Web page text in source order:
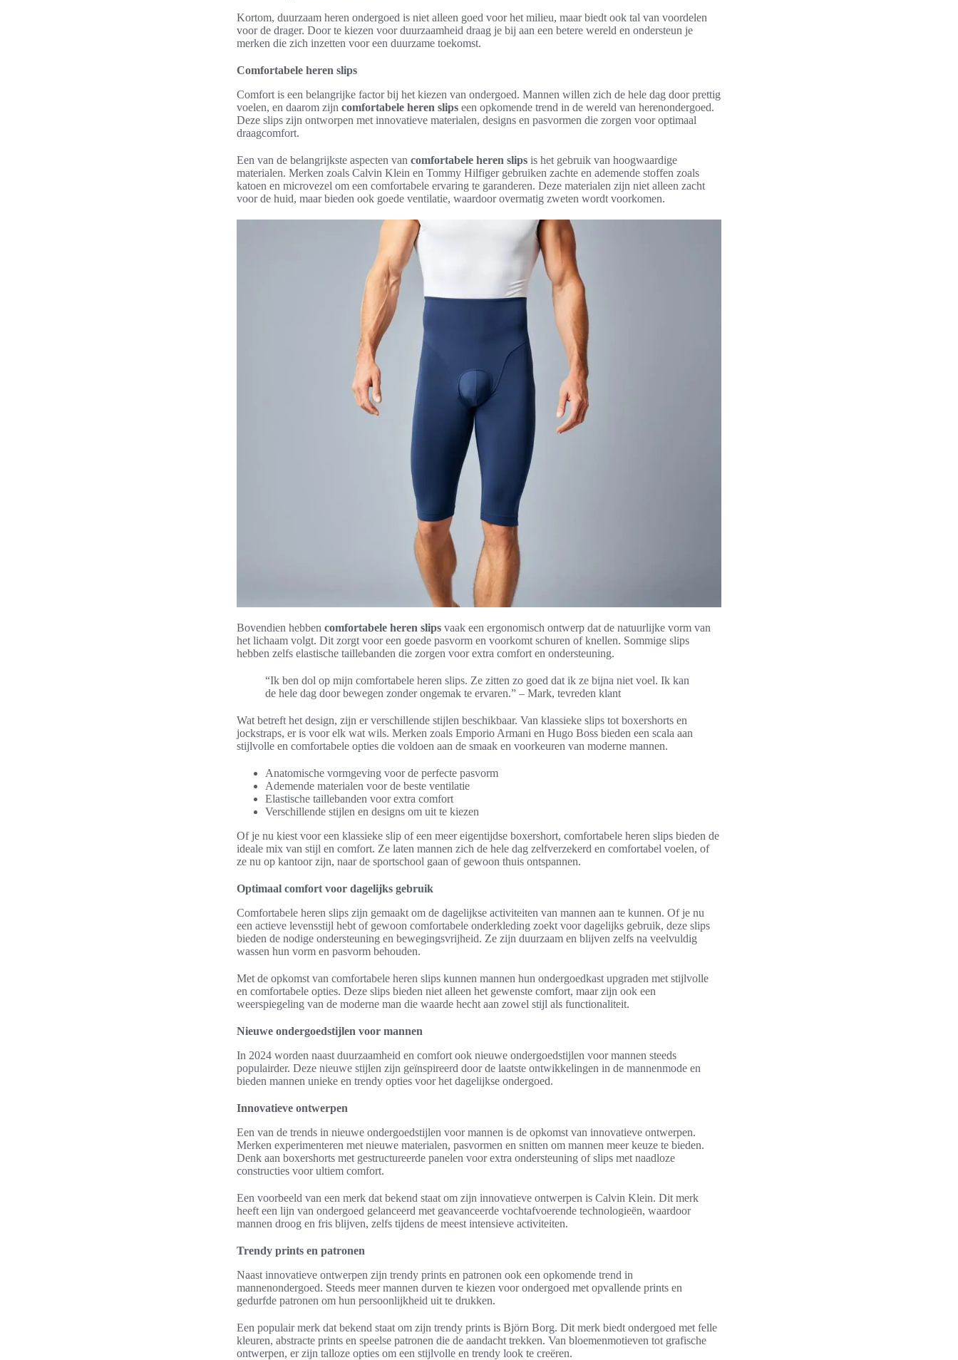
Kortom, duurzaam heren ondergoed is niet alleen goed voor het milieu, maar biedt ook tal van voordelen
voor de drager. Door te kiezen voor duurzaamheid draag je bij aan een betere wereld en ondersteun je
merken die zich inzetten voor een duurzame toekomst.
Comfortabele heren slips
Comfort is een belangrijke factor bij het kiezen van ondergoed. Mannen willen zich de hele dag door prettig
voelen, en daarom zijn comfortabele heren slips een opkomende trend in de wereld van herenondergoed.
Deze slips zijn ontworpen met innovatieve materialen, designs en pasvormen die zorgen voor optimaal
draagcomfort.
Een van de belangrijkste aspecten van comfortabele heren slips is het gebruik van hoogwaardige
materialen. Merken zoals Calvin Klein en Tommy Hilfiger gebruiken zachte en ademende stoffen zoals
katoen en microvezel om een comfortabele ervaring te garanderen. Deze materialen zijn niet alleen zacht
voor de huid, maar bieden ook goede ventilatie, waardoor overmatig zweten wordt voorkomen.
Bovendien hebben comfortabele heren slips vaak een ergonomisch ontwerp dat de natuurlijke vorm van
het lichaam volgt. Dit zorgt voor een goede pasvorm en voorkomt schuren of knellen. Sommige slips
hebben zelfs elastische taillebanden die zorgen voor extra comfort en ondersteuning.
“Ik ben dol op mijn comfortabele heren slips. Ze zitten zo goed dat ik ze bijna niet voel. Ik kan
de hele dag door bewegen zonder ongemak te ervaren.” – Mark, tevreden klant
Wat betreft het design, zijn er verschillende stijlen beschikbaar. Van klassieke slips tot boxershorts en
jockstraps, er is voor elk wat wils. Merken zoals Emporio Armani en Hugo Boss bieden een scala aan
stijlvolle en comfortabele opties die voldoen aan de smaak en voorkeuren van moderne mannen.
Anatomische vormgeving voor de perfecte pasvorm
Ademende materialen voor de beste ventilatie
Elastische taillebanden voor extra comfort
Verschillende stijlen en designs om uit te kiezen
Of je nu kiest voor een klassieke slip of een meer eigentijdse boxershort, comfortabele heren slips bieden de
ideale mix van stijl en comfort. Ze laten mannen zich de hele dag zelfverzekerd en comfortabel voelen, of
ze nu op kantoor zijn, naar de sportschool gaan of gewoon thuis ontspannen.
Optimaal comfort voor dagelijks gebruik
Comfortabele heren slips zijn gemaakt om de dagelijkse activiteiten van mannen aan te kunnen. Of je nu
een actieve levensstijl hebt of gewoon comfortabele onderkleding zoekt voor dagelijks gebruik, deze slips
bieden de nodige ondersteuning en bewegingsvrijheid. Ze zijn duurzaam en blijven zelfs na veelvuldig
wassen hun vorm en pasvorm behouden.
Met de opkomst van comfortabele heren slips kunnen mannen hun ondergoedkast upgraden met stijlvolle
en comfortabele opties. Deze slips bieden niet alleen het gewenste comfort, maar zijn ook een
weerspiegeling van de moderne man die waarde hecht aan zowel stijl als functionaliteit.
Nieuwe ondergoedstijlen voor mannen
In 2024 worden naast duurzaamheid en comfort ook nieuwe ondergoedstijlen voor mannen steeds
populairder. Deze nieuwe stijlen zijn geïnspireerd door de laatste ontwikkelingen in de mannenmode en
bieden mannen unieke en trendy opties voor het dagelijkse ondergoed.
Innovatieve ontwerpen
Een van de trends in nieuwe ondergoedstijlen voor mannen is de opkomst van innovatieve ontwerpen.
Merken experimenteren met nieuwe materialen, pasvormen en snitten om mannen meer keuze te bieden.
Denk aan boxershorts met gestructureerde panelen voor extra ondersteuning of slips met naadloze
constructies voor ultiem comfort.
Een voorbeeld van een merk dat bekend staat om zijn innovatieve ontwerpen is Calvin Klein. Dit merk
heeft een lijn van ondergoed gelanceerd met geavanceerde vochtafvoerende technologieën, waardoor
mannen droog en fris blijven, zelfs tijdens de meest intensieve activiteiten.
Trendy prints en patronen
Naast innovatieve ontwerpen zijn trendy prints en patronen ook een opkomende trend in
mannenondergoed. Steeds meer mannen durven te kiezen voor ondergoed met opvallende prints en
gedurfde patronen om hun persoonlijkheid uit te drukken.
Een populair merk dat bekend staat om zijn trendy prints is Björn Borg. Dit merk biedt ondergoed met felle
kleuren, abstracte prints en speelse patronen die de aandacht trekken. Van bloemenmotieven tot grafische
ontwerpen, er zijn talloze opties om een stijlvolle en trendy look te creëren.